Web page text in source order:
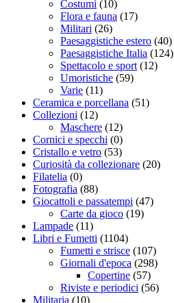
Costumi (10)
Flora e fauna (17)
Militari (26)
Paesaggistiche estero (40)
Paesaggistiche Italia (124)
Spettacolo e sport (12)
Umoristiche (59)
Varie (11)
Ceramica e porcellana (51)
Collezioni (12)
Maschere (12)
Cornici e specchi (0)
Cristallo e vetro (53)
Curiosità da collezionare (20)
Filatelia (0)
Fotografia (88)
Giocattoli e passatempi (47)
Carte da gioco (19)
Lampade (11)
Libri e Fumetti (1104)
Fumetti e strisce (107)
Giornali d'epoca (298)
Copertine (57)
Riviste e periodici (56)
Militaria (10)